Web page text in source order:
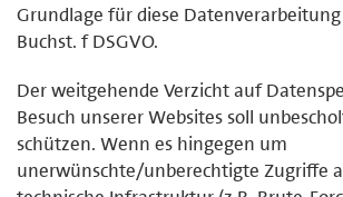
Grundlage für diese Datenverarbeitung
Buchst. f DSGVO.
Der weitgehende Verzicht auf
Besuch unserer Websites soll
schützen. Wenn es hingegen um
unerwünschte/unberechtigte Zugriffe